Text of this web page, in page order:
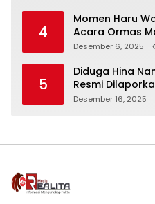
4
Momen Haru
Acara Ormas
Peci Hitam
Desember 6, 2025
5
Diduga Hina
Resmi
Desember 16, 2025